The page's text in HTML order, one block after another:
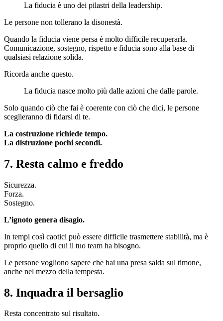
La fiducia è uno dei pilastri della leadership.
Le persone non tollerano la disonestà.
Quando la fiducia viene persa è molto difficile recuperarla.
Comunicazione, sostegno, rispetto e fiducia sono alla base di
qualsiasi relazione solida.
Ricorda anche questo.
La fiducia nasce molto più dalle azioni che dalle parole.
Solo quando ciò che fai è coerente con ciò che dici, le persone
sceglieranno di fidarsi di te.
La costruzione richiede tempo.
La distruzione pochi secondi.
7. Resta calmo e freddo
Sicurezza.
Forza.
Sostegno.
L’ignoto genera disagio.
In tempi così caotici può essere difficile trasmettere stabilità, ma è
proprio quello di cui il tuo team ha bisogno.
Le persone vogliono sapere che hai una presa salda sul timone,
anche nel mezzo della tempesta.
8. Inquadra il bersaglio
Resta concentrato sul risultato.